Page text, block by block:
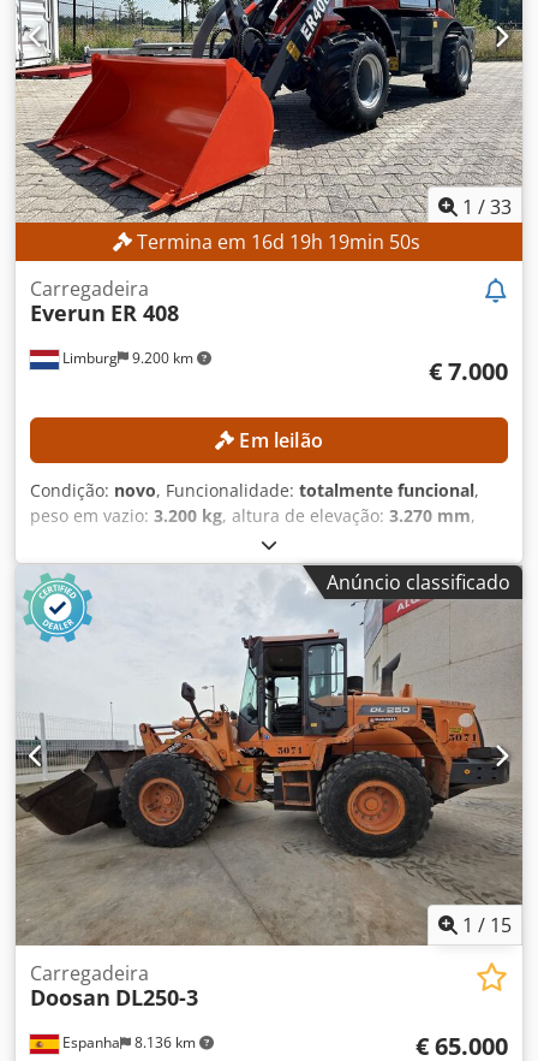
1 /33
Termina em 16d 19h 19min 48s
Limburg 9.200 km
Carregadeira
Everun ER 408
€ 7.000
Em leilão
Condição: novo, Funcionalidade: totalmente funcional,
peso em vazio: 3.200 kg, altura de elevação: 3.270 mm,
, horas de funcionamento:
capacidade de carga:800 kg, número da máquina/veículo:
250815, A máquina é nova e não foi utilizada! DETALHES
TÉCNICOS Altura máxima de elevação: 3.270 mm Dodpfx
Aozr D Uyokhock Capacidade de carga: 800 kg Capacidade
da caçamba: 0,38 m³ DETALHES DA MÁQUINA Dimensões e
peso Dimensões (C x L x A): 4.706 x 1.570 x 2.480 mm Peso:
3.200 kg Dimensão dos pneus: 31 × 15,5 × 15 Fabricante do
motor: Changchai Tipo de motor: ZN390BT-25G Potência do
motor: 18,4 kW Número de cilindros: 3 Tipo de
combustível: Diesel Norma de emissões: Euro 5 Tanque de
combustível: 70 l Horas de funcionamento registadas: 1 h
EQUIPAMENTO Sistema de engate rápido Travamento da
elevação Cabine com aquecimento Caçamba com dentes
Banco revestido a tecido Certificação CE
Anúncio classificado
1 / 15
Espanha 8.136 km
Carregadeira
Doosan DL250-3
€ 65.000